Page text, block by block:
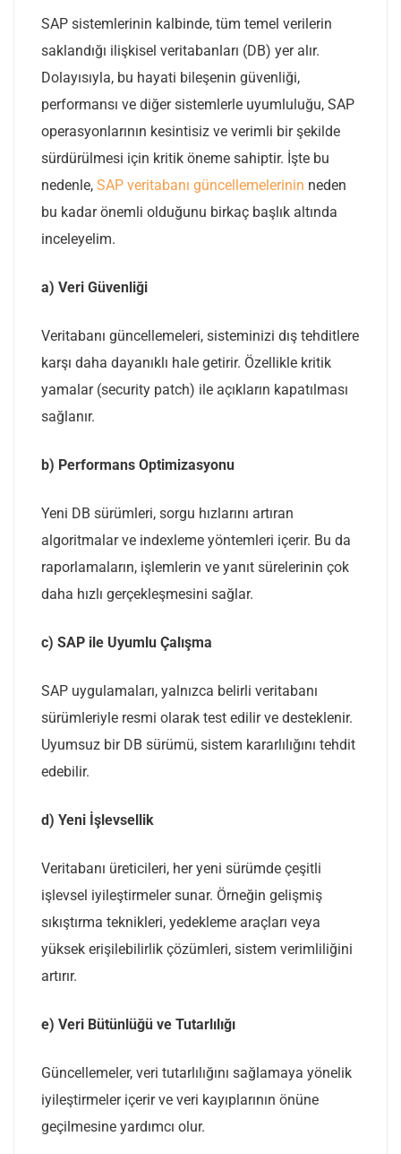
SAP sistemlerinin kalbinde, tüm temel verilerin
saklandığı ilişkisel veritabanları (DB) yer alır.
Dolayısıyla, bu hayati bileşenin güvenliği,
performansı ve diğer sistemlerle uyumluluğu, SAP
operasyonlarının kesintisiz ve verimli bir şekilde
sürdürülmesi için kritik öneme sahiptir. İşte bu
nedenle, SAP veritabanı güncellemelerinin neden
bu kadar önemli olduğunu birkaç başlık altında
inceleyelim.
a) Veri Güvenliği
Veritabanı güncellemeleri, sisteminizi dış tehditlere
karşı daha dayanıklı hale getirir. Özellikle kritik
yamalar (security patch) ile açıkların kapatılması
sağlanır.
b) Performans Optimizasyonu
Yeni DB sürümleri, sorgu hızlarını artıran
algoritmalar ve indexleme yöntemleri içerir. Bu da
raporlamaların, işlemlerin ve yanıt sürelerinin çok
daha hızlı gerçekleşmesini sağlar.
c) SAP ile Uyumlu Çalışma
SAP uygulamaları, yalnızca belirli veritabanı
sürümleriyle resmi olarak test edilir ve desteklenir.
Uyumsuz bir DB sürümü, sistem kararlılığını tehdit
edebilir.
d) Yeni İşlevsellik
Veritabanı üreticileri, her yeni sürümde çeşitli
işlevsel iyileştirmeler sunar. Örneğin gelişmiş
sıkıştırma teknikleri, yedekleme araçları veya
yüksek erişilebilirlik çözümleri, sistem verimliliğini
artırır.
e) Veri Bütünlüğü ve Tutarlılığı
Güncellemeler, veri tutarlılığını sağlamaya yönelik
iyileştirmeler içerir ve veri kayıplarının önüne
geçilmesine yardımcı olur.